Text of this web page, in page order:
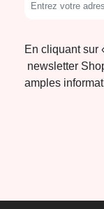
En cliquant sur
newsletter
amples